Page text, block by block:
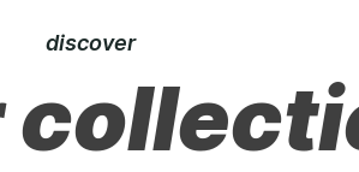
discover